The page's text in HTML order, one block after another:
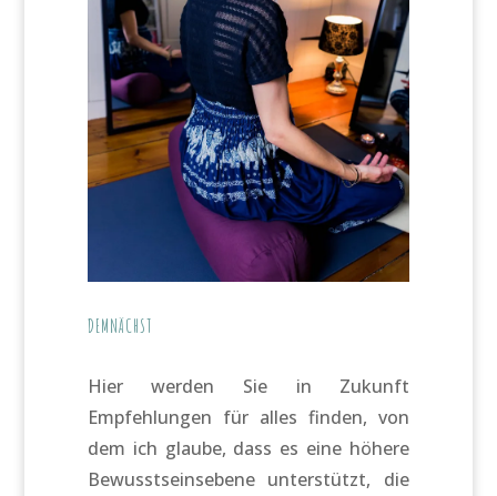
DEMNÄCHST
Hier werden Sie in Zukunft
Empfehlungen für alles finden, von
dem ich glaube, dass es eine höhere
Bewusstseinsebene unterstützt, die